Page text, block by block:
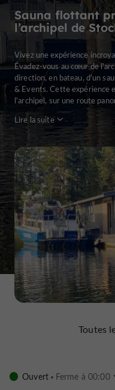
Sauna flottant
l’archipel de
Vivez une expérience
Évadez-vous au cœur de
direction, en bateau, d’un
& Events. Cette expérience
l'archipel, sur une route
Lire la suite
Toutes
Ouvert Ferme à 00:00